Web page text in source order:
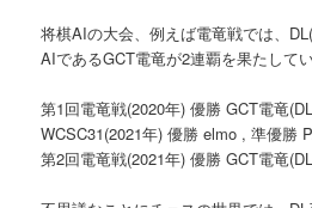
ン
ツ
へ
将棋AIの大会、例えば電竜戦では、
AIであるGCT電竜が2連覇を果たしてい
第1回電竜戦(2020年) 優勝 GCT電竜
WCSC31(2021年) 優勝 elmo , 準優勝
第2回電竜戦(2021年) 優勝 GCT電竜